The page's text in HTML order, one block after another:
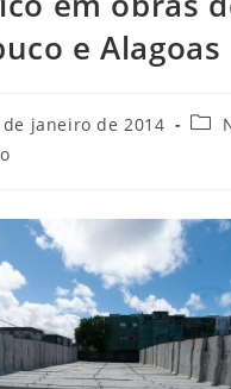
e Alagoas
de janeiro de 2014